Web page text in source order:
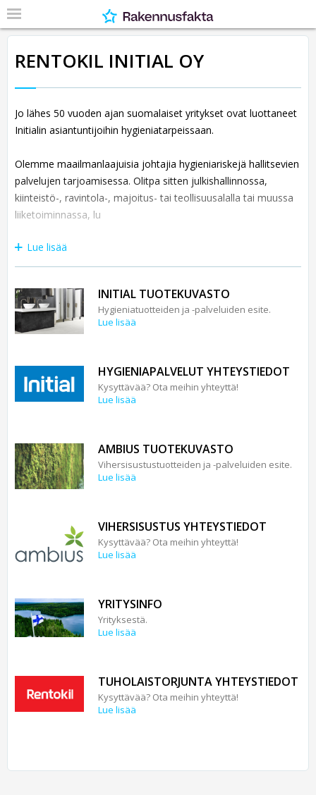
RENTOKIL INITIAL OY
Jo lähes 50 vuoden ajan suomalaiset yritykset ovat luottaneet
Initialin asiantuntijoihin hygieniatarpeissaan.
Olemme maailmanlaajuisia johtajia hygieniariskejä hallitsevien
palvelujen tarjoamisessa. Olitpa sitten julkishallinnossa,
kiinteistö-, ravintola-, majoitus- tai teollisuusalalla tai muussa
liiketoiminnassa, lu
Lue lisää
INITIAL TUOTEKUVASTO
Hygieniatuotteiden ja -palveluiden esite.
Lue lisää
HYGIENIAPALVELUT YHTEYSTIEDOT
Kysyttävää? Ota meihin yhteyttä!
Lue lisää
AMBIUS TUOTEKUVASTO
Vihersisustustuotteiden ja -palveluiden esite.
Lue lisää
VIHERSISUSTUS YHTEYSTIEDOT
Kysyttävää? Ota meihin yhteyttä!
Lue lisää
YRITYSINFO
Yrityksestä.
Lue lisää
TUHOLAISTORJUNTA YHTEYSTIEDOT
Kysyttävää? Ota meihin yhteyttä!
Lue lisää